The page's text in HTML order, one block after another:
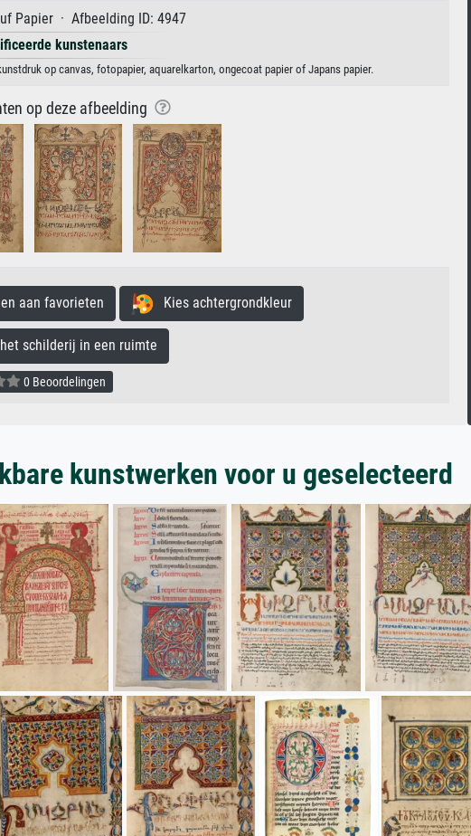
Papier · Afbeelding ID: 4947
kunstenaars
op canvas, fotopapier, aquarelkarton, ongecoat papier of Japans papier.
op deze afbeelding
aan favorieten Kies achtergrondkleur
schilderij in een ruimte
0 Beoordelingen
kunstwerken voor u geselecteerd